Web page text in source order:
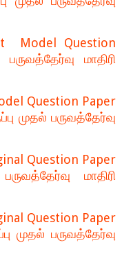
Model Question
மாதிரி
Question Paper
முதல் பருவத்தேர்வு
Question Paper
மாதிரி
Question Paper
முதல் பருவத்தேர்வு